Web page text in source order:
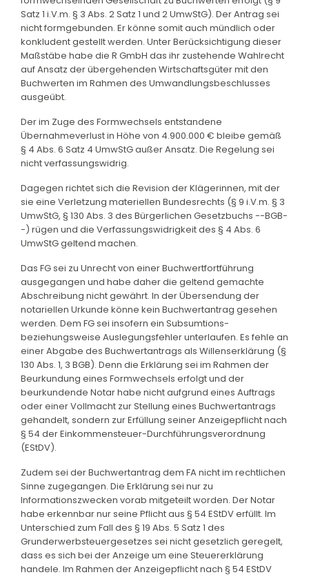
Satz 1 i.V.m. § 3 Abs. 2 Satz 1 und 2 UmwStG). Der Antrag sei
nicht formgebunden. Er könne somit auch mündlich oder
konkludent gestellt werden. Unter Berücksichtigung dieser
Maßstäbe habe die R GmbH das ihr zustehende Wahlrecht
auf Ansatz der übergehenden Wirtschaftsgüter mit den
Buchwerten im Rahmen des Umwandlungsbeschlusses
ausgeübt.
Der im Zuge des Formwechsels entstandene
Übernahmeverlust in Höhe von 4.900.000 € bleibe gemäß
§ 4 Abs. 6 Satz 4 UmwStG außer Ansatz. Die Regelung sei
nicht verfassungswidrig.
Dagegen richtet sich die Revision der Klägerinnen, mit der
sie eine Verletzung materiellen Bundesrechts (§ 9 i.V.m. § 3
UmwStG, § 130 Abs. 3 des Bürgerlichen Gesetzbuchs --BGB-
-) rügen und die Verfassungswidrigkeit des § 4 Abs. 6
UmwStG geltend machen.
Das FG sei zu Unrecht von einer Buchwertfortführung
ausgegangen und habe daher die geltend gemachte
Abschreibung nicht gewährt. In der Übersendung der
notariellen Urkunde könne kein Buchwertantrag gesehen
werden. Dem FG sei insofern ein Subsumtions-
beziehungsweise Auslegungsfehler unterlaufen. Es fehle an
einer Abgabe des Buchwertantrags als Willenserklärung (§
130 Abs. 1, 3 BGB). Denn die Erklärung sei im Rahmen der
Beurkundung eines Formwechsels erfolgt und der
beurkundende Notar habe nicht aufgrund eines Auftrags
oder einer Vollmacht zur Stellung eines Buchwertantrags
gehandelt, sondern zur Erfüllung seiner Anzeigepflicht nach
§ 54 der Einkommensteuer-Durchführungsverordnung
(EStDV).
Zudem sei der Buchwertantrag dem FA nicht im rechtlichen
Sinne zugegangen. Die Erklärung sei nur zu
Informationszwecken vorab mitgeteilt worden. Der Notar
habe erkennbar nur seine Pflicht aus § 54 EStDV erfüllt. Im
Unterschied zum Fall des § 19 Abs. 5 Satz 1 des
Grunderwerbsteuergesetzes sei nicht gesetzlich geregelt,
dass es sich bei der Anzeige um eine Steuererklärung
handele. Im Rahmen der Anzeigepflicht nach § 54 EStDV